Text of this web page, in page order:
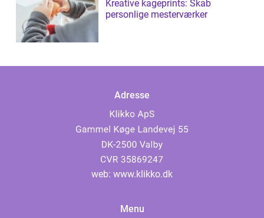
Kreative kageprints: Skab
personlige mesterværker
Adresse
web: www.klikko.dk
Menu